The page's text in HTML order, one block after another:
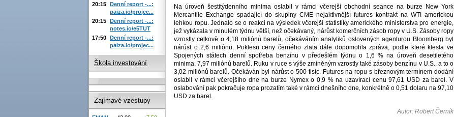
Na úroveň šestitýdenního minima oslabil v rámci včerejší obchodní seance na burze New York
Mercantile Exchange spadající do skupiny CME nejaktivnější futures kontrakt na WTI americkou
lehkou ropu. Jednalo se o reakci na výsledek včerejší statistiky amerického ministerstva pro energie,
jež vykázala v minulém týdnu větší, než očekávaný, nárůst komerčních zásob ropy v U.S. Zásoby ropy
vzrostly celkově o 4,18 miliónů barelů, očekáváním analytiků oslovených agenturou Bloomberg byl
nárůst o 2,6 miliónů. Poklesu ceny černého zlata dále dopomohla zpráva, podle které klesla ve
Spojených státech denní spotřeba benzínu v předešlém týdnu o 1,6 % na úroveň desetiletého
minima, 7,97 miliónů barelů. Ruku v ruce s výše zmíněným vzrostly také zásoby benzínu v U.S., a to o
3,02 miliónů barelů. Očekáván byl nárůst o 500 tisíc. Futures na ropu s březnovým termínem dodání
oslabil v rámci včerejšího dne na burze Nymex o 0,9 % na uzavírací cenu 97,61 USD za barel. V
oslabování pak pokračuje ropa prozatím také v rámci dnešního dne, konkrétně o 0,51 dolaru na 97,10
USD za barel.
Autor: Robert Černík
20:15 Denní report -...:
paiza.io/projec...
20:15 Denní report -...:
notes.io/e5TUT
17:50 Denní report -...:
paiza.io/projec...
Škola investování
Zajímavé vzestupy